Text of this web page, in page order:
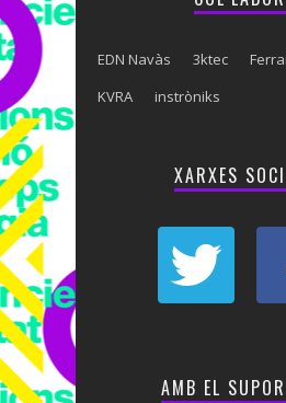
EDN Navàs 3ktec
KVRA
instròniks
XARXES
AMB EL